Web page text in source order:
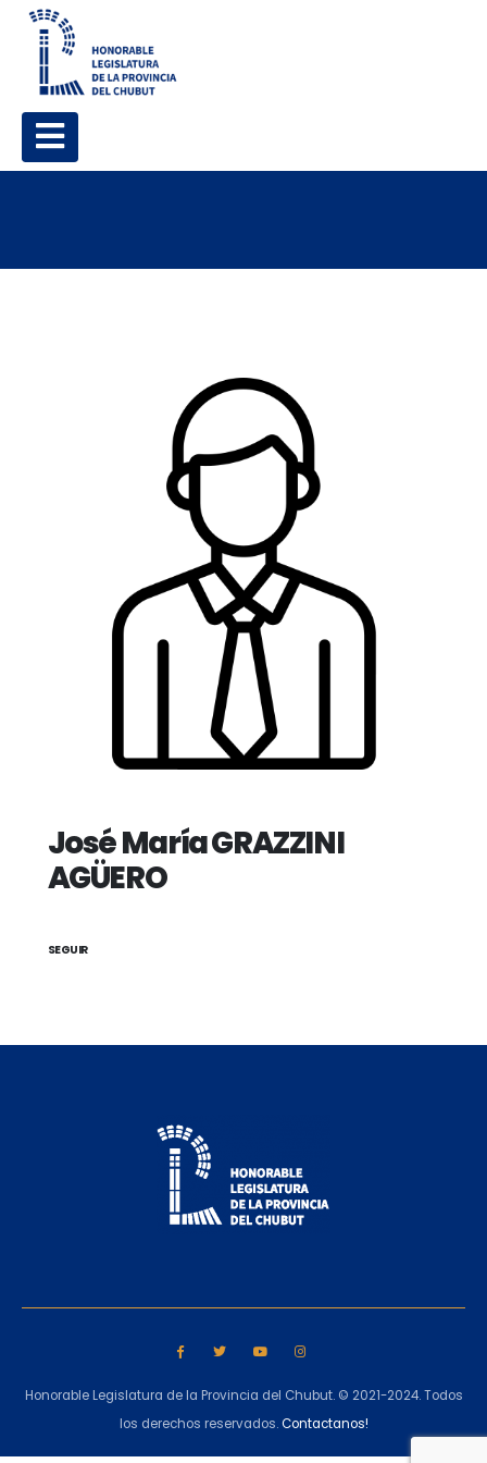
José María GRAZZINI
AGÜERO
SEGUIR
Honorable Legislatura de la Provincia del Chubut. © 2021-2024. Todos
los derechos reservados.Contactanos!